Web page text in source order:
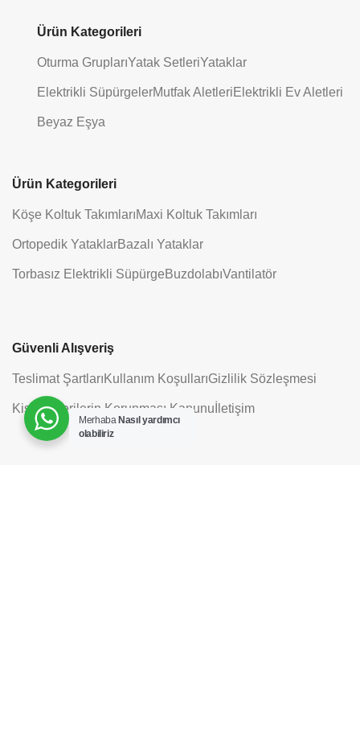
Ürün Kategorileri
Oturma GruplarıYatak SetleriYataklar
Elektrikli SüpürgelerMutfak AletleriElektrikli Ev Aletleri
Beyaz Eşya
Ürün Kategorileri
Köşe Koltuk TakımlarıMaxi Koltuk Takımları
Ortopedik YataklarBazalı Yataklar
Torbasız Elektrikli SüpürgeBuzdolabıVantilatör
Güvenli Alışveriş
Teslimat ŞartlarıKullanım KoşullarıGizlilik Sözleşmesi
Kişisel Verilerin Korunması Kanunu İletişim
Merhaba Nasıl yardımcı
olabiliriz